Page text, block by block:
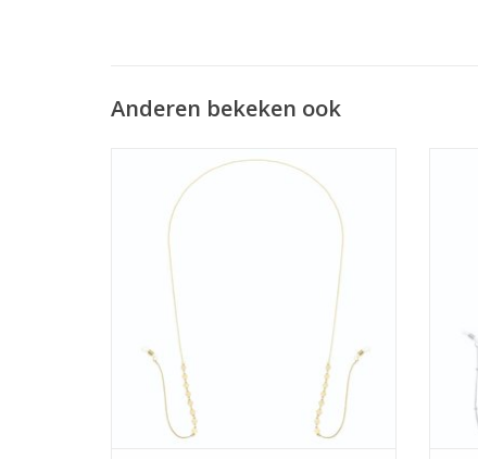
Anderen bekeken ook
Zonnebrilkoordje diamonds forever